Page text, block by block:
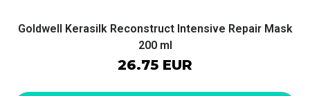
Goldwell Kerasilk Reconstruct Intensive Repair Mask
200 ml
26.75 EUR